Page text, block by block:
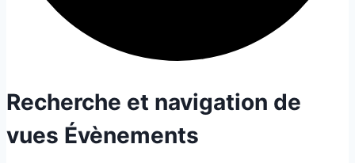
Évènements
for
Recherche et navigation de
vues Évènements